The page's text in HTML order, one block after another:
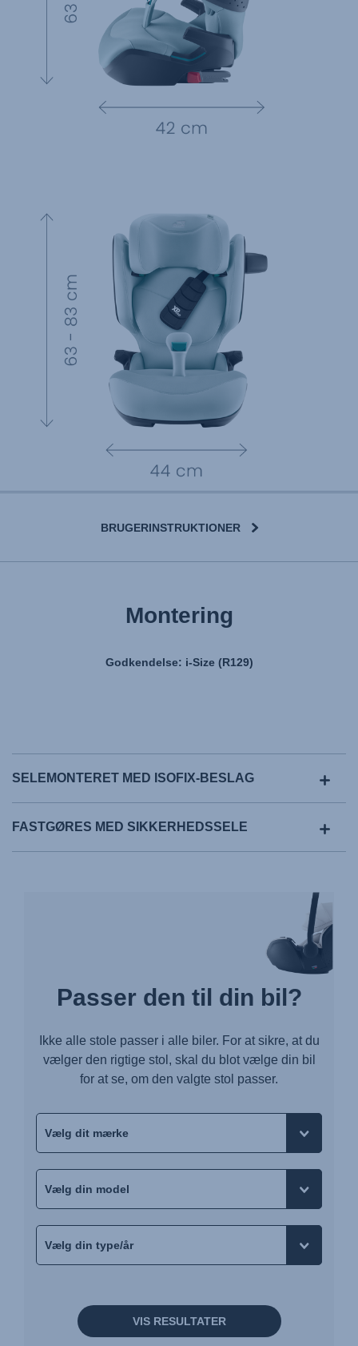
BRUGERINSTRUKTIONER
Montering
Godkendelse: i-Size (R129)
SELEMONTERET MED ISOFIX-BESLAG
FASTGØRES MED SIKKERHEDSSELE
Passer den til din bil?
Ikke alle stole passer i alle biler. For at sikre, at du
vælger den rigtige stol, skal du blot vælge din bil
for at se, om den valgte stol passer.
VIS RESULTATER